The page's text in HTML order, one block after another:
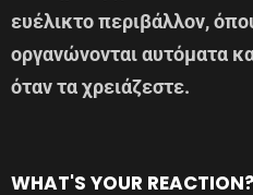
ευέλικτο περιβάλλον,
οργανώνονται αυτόματα
όταν τα χρειάζεστε.
WHAT'S YOUR REACTION?